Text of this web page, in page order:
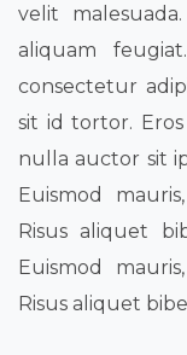
velit
aliquam
consectetur
sit id tortor.
nulla auctor sit
Euismod
Risus aliquet
Euismod
Risus aliquet